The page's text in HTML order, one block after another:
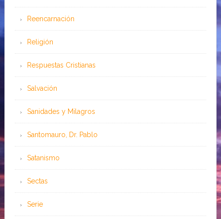
Reencarnación
Religión
Respuestas Cristianas
Salvación
Sanidades y Milagros
Santomauro, Dr. Pablo
Satanismo
Sectas
Serie